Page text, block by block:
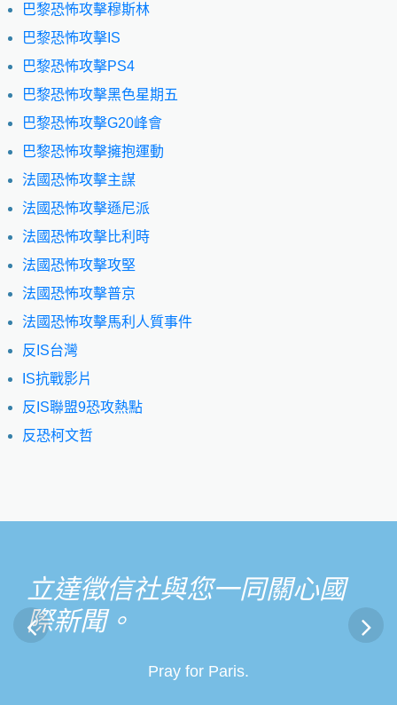
巴黎恐怖攻擊穆斯林
巴黎恐怖攻擊IS
巴黎恐怖攻擊PS4
巴黎恐怖攻擊黑色星期五
巴黎恐怖攻擊G20峰會
巴黎恐怖攻擊擁抱運動
法國恐怖攻擊主謀
法國恐怖攻擊遜尼派
法國恐怖攻擊比利時
法國恐怖攻擊攻堅
法國恐怖攻擊普京
法國恐怖攻擊馬利人質事件
反IS台灣
IS抗戰影片
反IS聯盟9恐攻熱點
反恐柯文哲
立達徵信社與您一同關心國
際新聞。
Pray for Paris.